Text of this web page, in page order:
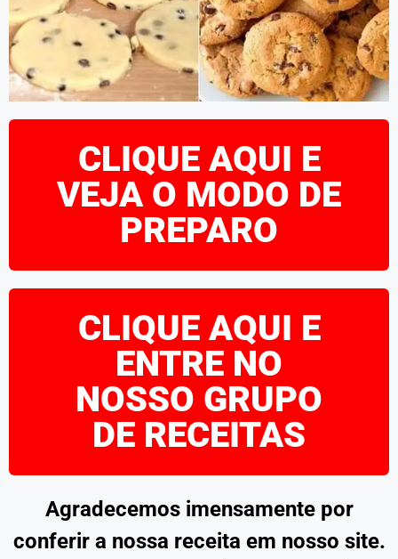
CLIQUE AQUI E
VEJA O MODO DE
PREPARO
CLIQUE AQUI E
ENTRE NO
NOSSO GRUPO
DE RECEITAS
Agradecemos imensamente por
conferir a nossa receita em nosso site.